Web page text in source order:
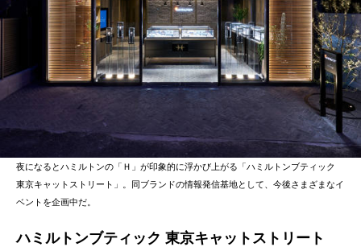
夜になるとハミルトンの「Ｈ」が印象的に浮かび上がる「ハミルトンブティック
東京キャットストリート」。同ブランドの情報発信基地として、今後さまざまなイ
ベントを企画中だ。
ハミルトンブティック 東京キャットストリート